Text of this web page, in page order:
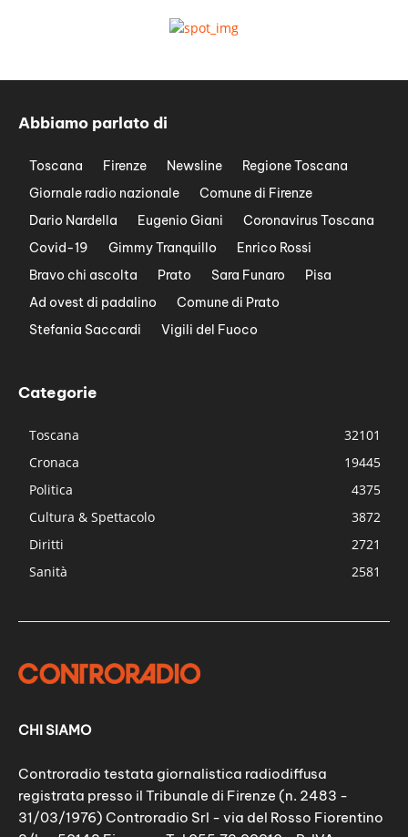
Abbiamo parlato di
Toscana Firenze Newsline
Regione Toscana
Giornale radio nazionale
Comune di Firenze
Dario Nardella
Eugenio Giani
Coronavirus Toscana
Covid-19
Gimmy Tranquillo
Enrico Rossi
Bravo chi ascolta
Prato Sara Funaro
Pisa
Ad ovest di padalino
Comune di Prato
Stefania Saccardi
Vigili del Fuoco
Categorie
Toscana
32101
Cronaca
19445
Politica
4375
Cultura & Spettacolo
3872
Diritti
2721
Sanità
2581
CHI SIAMO
Controradio testata giornalistica radiodiffusa
registrata presso il Tribunale di Firenze (n. 2483 -
31/03/1976) Controradio Srl - via del Rosso Fiorentino